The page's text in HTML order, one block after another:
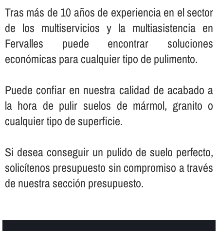
Tras más de 10 años de experiencia en el sector
de los multiservicios y la multiasistencia en
Fervalles puede encontrar soluciones
económicas para cualquier tipo de pulimento.
Puede confiar en nuestra calidad de acabado a
la hora de pulir suelos de mármol, granito o
cualquier tipo de superficie.
Si desea conseguir un pulido de suelo perfecto,
solicí­tenos presupuesto sin compromiso a través
de nuestra sección presupuesto.